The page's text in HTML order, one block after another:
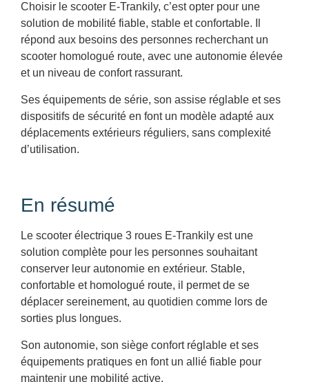
Choisir le scooter E-Trankily, c’est opter pour une
solution de mobilité fiable, stable et confortable. Il
répond aux besoins des personnes recherchant un
scooter homologué route, avec une autonomie élevée
et un niveau de confort rassurant.
Ses équipements de série, son assise réglable et ses
dispositifs de sécurité en font un modèle adapté aux
déplacements extérieurs réguliers, sans complexité
d’utilisation.
En résumé
Le scooter électrique 3 roues E-Trankily est une
solution complète pour les personnes souhaitant
conserver leur autonomie en extérieur. Stable,
confortable et homologué route, il permet de se
déplacer sereinement, au quotidien comme lors de
sorties plus longues.
Son autonomie, son siège confort réglable et ses
équipements pratiques en font un allié fiable pour
maintenir une mobilité active.